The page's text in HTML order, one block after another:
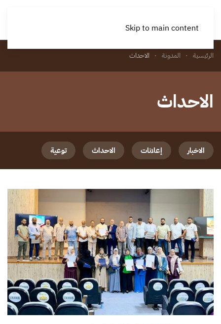
Skip to main content
الرئيسية المدونة الاحداث
الاحداث
الاخبار إعلانات الاحداث توعية